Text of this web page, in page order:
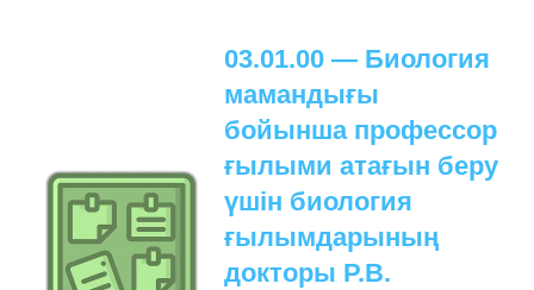
03.01.00 — Биология
мамандығы
бойынша профессор
ғылыми атағын беру
үшін биология
ғылымдарының
докторы Р.В.